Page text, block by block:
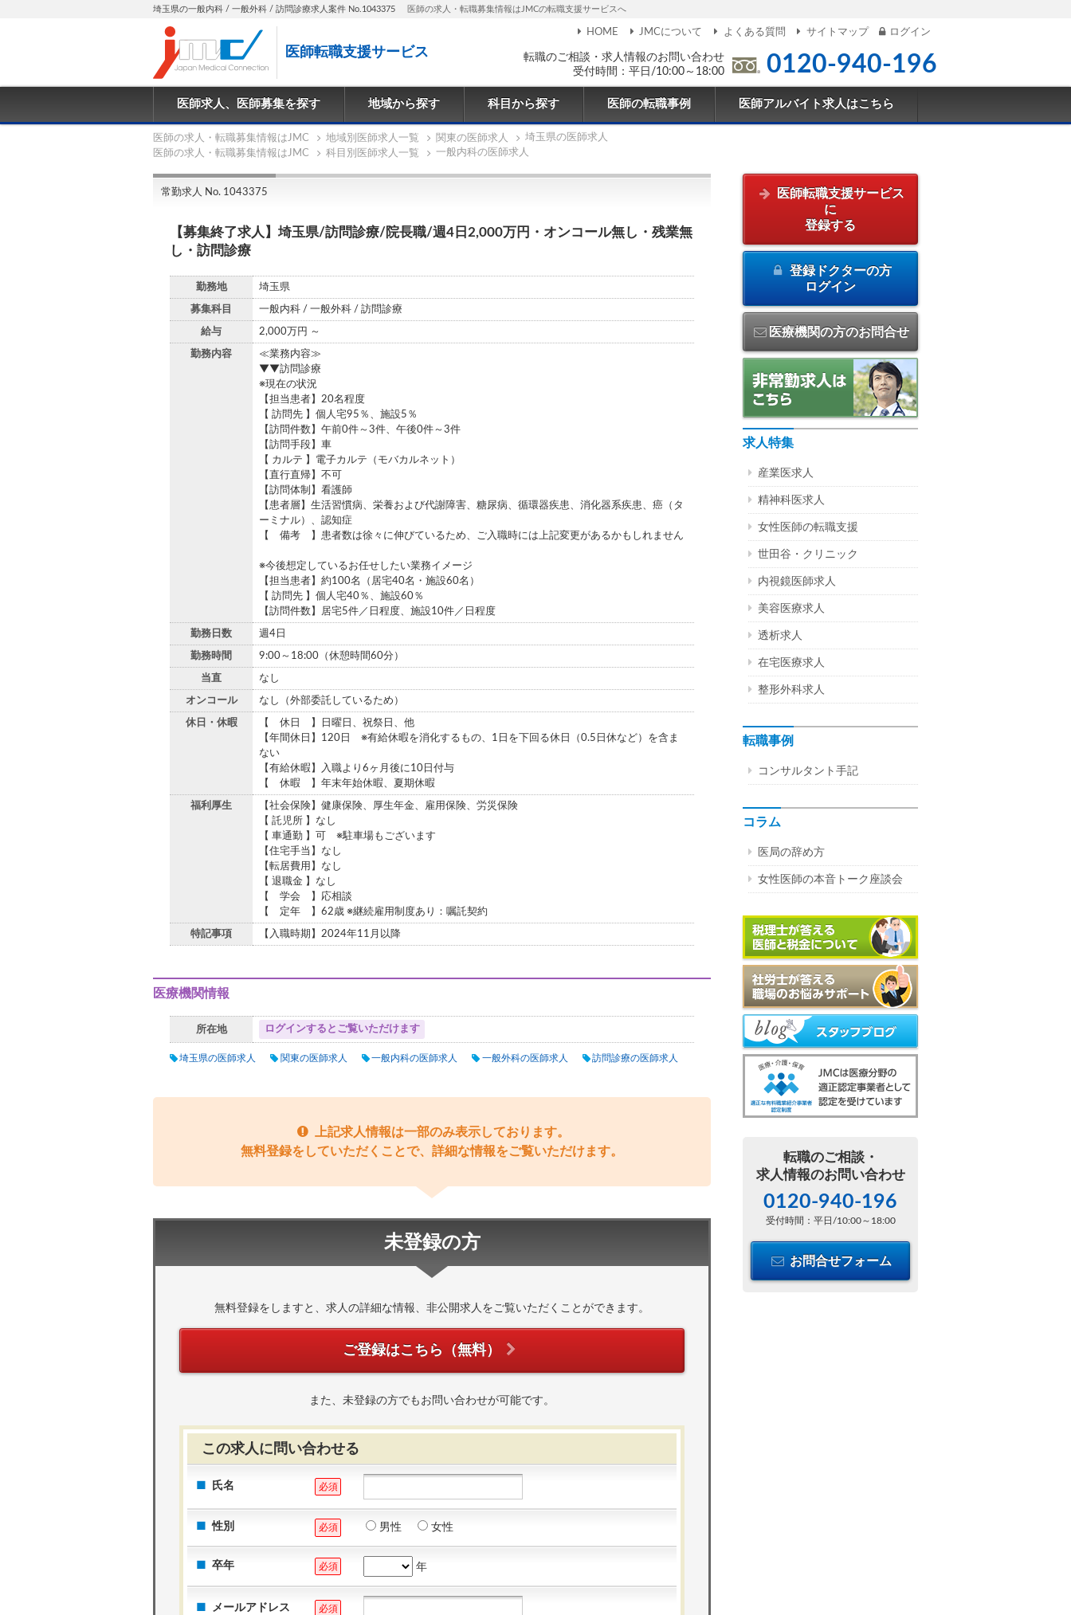
埼玉県の一般内科 / 一般外科 / 訪問診療求人案件 No.1043375 医師の求人・転職募集情報はJMCの転職支援サービスへ
医師転職支援サービス
転職のご相談・求人情報のお問い合わせ
受付時間：平日/10:00～18:00
0120-940-196
HOME JMCについて よくある質問 サイトマップ ログイン
医師求人、医師募集を探す 地域から探す 科目から探す 医師の転職事例 医師アルバイト求人はこちら
医師の求人・転職募集情報はJMC 地域別医師求人一覧 関東の医師求人
埼玉県の医師求人
医師の求人・転職募集情報はJMC
科目別医師求人一覧 一般内科の医師求人
常勤求人 No. 1043375
【募集終了求人】埼玉県/訪問診療/院長職/週4日2,000万円・オンコール無し・残業無
し・訪問診療
勤務地 埼玉県
募集科目 一般内科 / 一般外科 / 訪問診療
給与 2,000万円 ～
勤務内容
≪業務内容≫
▼▼訪問診療
※現在の状況
【担当患者】20名程度
【 訪問先 】個人宅95％、施設5％
【訪問件数】午前0件～3件、午後0件～3件
【訪問手段】車
【 カルテ 】電子カルテ（モバカルネット）
【直行直帰】不可
【訪問体制】看護師
【患者層】生活習慣病、栄養および代謝障害、糖尿病、循環器疾患、消化器系疾患、癌（タ
ーミナル）、認知症
【 備考 】患者数は徐々に伸びているため、ご入職時には上記変更があるかもしれません
※今後想定しているお任せしたい業務イメージ
【担当患者】約100名（居宅40名・施設60名）
【 訪問先 】個人宅40％、施設60％
【訪問件数】居宅5件／日程度、施設10件／日程度
勤務日数 週4日
勤務時間 9:00～18:00（休憩時間60分）
当直 なし
オンコール なし（外部委託しているため）
休日・休暇
【 休日 】日曜日、祝祭日、他
【年間休日】120日 ※有給休暇を消化するもの、1日を下回る休日（0.5日休など）を含ま
ない
【有給休暇】入職より6ヶ月後に10日付与
【 休暇 】年末年始休暇、夏期休暇
福利厚生
【社会保険】健康保険、厚生年金、雇用保険、労災保険
【 託児所 】なし
【 車通勤 】可 ※駐車場もございます
【住宅手当】なし
【転居費用】なし
【 退職金 】なし
【 学会 】応相談
【 定年 】62歳 ※継続雇用制度あり：嘱託契約
特記事項 【入職時期】2024年11月以降
医療機関情報
所在地 ログインするとご覧いただけます
埼玉県の医師求人 関東の医師求人 一般内科の医師求人 一般外科の医師求人 訪問診療の医師求人
上記求人情報は一部のみ表示しております。
無料登録をしていただくことで、詳細な情報をご覧いただけます。
未登録の方
無料登録をしますと、求人の詳細な情報、非公開求人をご覧いただくことができます。
ご登録はこちら（無料）
また、未登録の方でもお問い合わせが可能です。
この求人に問い合わせる
氏名 必須
性別 必須 男性 女性
卒年 必須 年
メールアドレス 必須
医師転職支援サービス
に
登録する
登録ドクターの方
ログイン
医療機関の方のお問合せ
求人特集
産業医求人
精神科医求人
女性医師の転職支援
世田谷・クリニック
内視鏡医師求人
美容医療求人
透析求人
在宅医療求人
整形外科求人
転職事例
コンサルタント手記
コラム
医局の辞め方
女性医師の本音トーク座談会
転職のご相談・
求人情報のお問い合わせ
0120-940-196
受付時間：平日/10:00～18:00
お問合せフォーム